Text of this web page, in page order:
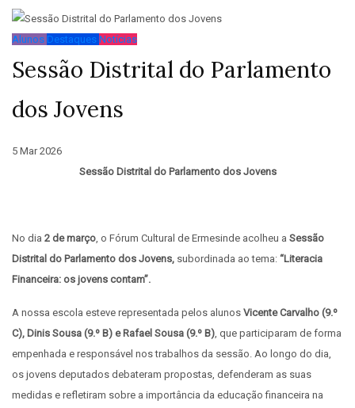
Alunos Destaques Notícias
Sessão Distrital do Parlamento
dos Jovens
5 Mar 2026
Sessão Distrital do Parlamento dos Jovens
No dia 2 de março , o Fórum Cultural de Ermesinde acolheu a Sessão
Distrital do Parlamento dos Jovens, subordinada ao tema: “Literacia
Financeira: os jovens contam”.
A nossa escola esteve representada pelos alunos Vicente Carvalho (9.º
C), Dinis Sousa (9.º B) e Rafael Sousa (9.º B) , que participaram de forma
empenhada e responsável nos trabalhos da sessão. Ao longo do dia,
os jovens deputados debateram propostas, defenderam as suas
medidas e refletiram sobre a importância da educação financeira na